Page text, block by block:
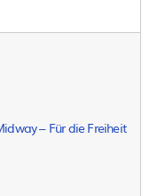
– Für die Freiheit